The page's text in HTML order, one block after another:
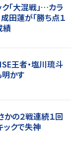
ク「大混戦」…カラ
成田蓮が「勝ち点１
績
王者・塩川琉斗
明かす
かの２戦連続１回
ックで失神